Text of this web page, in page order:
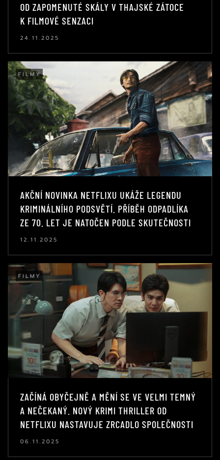
OD ZAPOMENUTÉ SKÁLY V THAJSKÉ ZÁTOCE
K FILMOVÉ SENZACI
24.11.2025
FILMY
AKČNÍ NOVINKA NETFLIXU UKÁŽE LEGENDU
KRIMINÁLNÍHO PODSVĚTÍ. PŘÍBĚH ODPADLÍKA
ZE 70. LET JE NATOČEN PODLE SKUTEČNOSTI
12.11.2025
FILMY
ZAČÍNÁ OBYČEJNĚ A MĚNÍ SE VE VELMI TEMNÝ
A NEČEKANÝ. NOVÝ KRIMI THRILLER OD
NETFLIXU NASTAVUJE ZRCADLO SPOLEČNOSTI
06.11.2025